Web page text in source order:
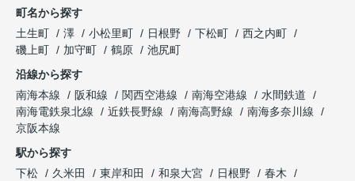
町名から探す
土生町
澤 小松里町 日根野 下松町
西之内町
磯上町
加守町 鶴原
池尻町
沿線から探す
南海本線
阪和線 関西空港線 南海空港線
水間鉄道
南海電鉄泉北線
近鉄長野線 南海高野線
南海多奈川線
京阪本線
駅から探す
下松
久米田 東岸和田 和泉大宮 日根野
春木